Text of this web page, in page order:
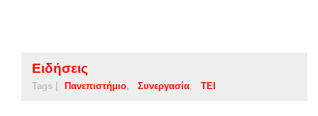
Ειδήσεις
Tags | Πανεπιστήμιο Συνεργασία ΤΕΙ